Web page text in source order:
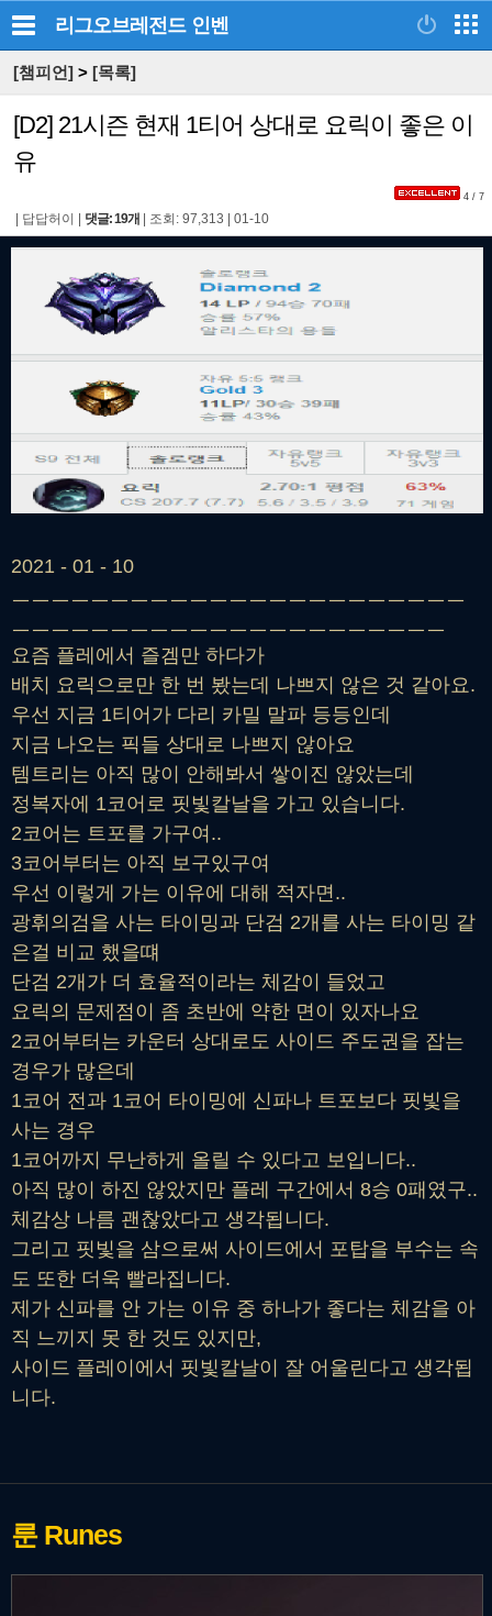
리그오브레전드 인벤
[챔피언] > [목록]
[D2] 21시즌 현재 1티어 상대로 요릭이 좋은 이
유
4 / 7
답답허이 댓글: 19개 조회: 97,313 01-10
2021 - 01 - 10
ㅡㅡㅡㅡㅡㅡㅡㅡㅡㅡㅡㅡㅡㅡㅡㅡㅡㅡㅡㅡㅡㅡㅡ
ㅡㅡㅡㅡㅡㅡㅡㅡㅡㅡㅡㅡㅡㅡㅡㅡㅡㅡㅡㅡㅡㅡ
요즘 플레에서 즐겜만 하다가
배치 요릭으로만 한 번 봤는데 나쁘지 않은 것 같아요.
우선 지금 1티어가 다리 카밀 말파 등등인데
지금 나오는 픽들 상대로 나쁘지 않아요
템트리는 아직 많이 안해봐서 쌓이진 않았는데
정복자에 1코어로 핏빛칼날을 가고 있습니다.
2코어는 트포를 가구여..
3코어부터는 아직 보구있구여
우선 이렇게 가는 이유에 대해 적자면..
광휘의검을 사는 타이밍과 단검 2개를 사는 타이밍 같
은걸 비교 했을떄
단검 2개가 더 효율적이라는 체감이 들었고
요릭의 문제점이 좀 초반에 약한 면이 있자나요
2코어부터는 카운터 상대로도 사이드 주도권을 잡는
경우가 많은데
1코어 전과 1코어 타이밍에 신파나 트포보다 핏빛을
사는 경우
1코어까지 무난하게 올릴 수 있다고 보입니다..
아직 많이 하진 않았지만 플레 구간에서 8승 0패였구..
체감상 나름 괜찮았다고 생각됩니다.
그리고 핏빛을 삼으로써 사이드에서 포탑을 부수는 속
도 또한 더욱 빨라집니다.
제가 신파를 안 가는 이유 중 하나가 좋다는 체감을 아
직 느끼지 못 한 것도 있지만,
사이드 플레이에서 핏빛칼날이 잘 어울린다고 생각됩
니다.
룬 Runes